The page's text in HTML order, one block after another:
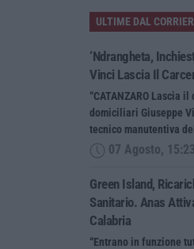
ULTIME DAL
‘Ndrangheta,
Vinci Lascia Il
“CATANZARO Lascia
domiciliari Giuseppe
tecnico manutentiva
07 Agosto, 15:23
Green Island,
Sanitario. Anas
Calabria
“Entrano in funzione